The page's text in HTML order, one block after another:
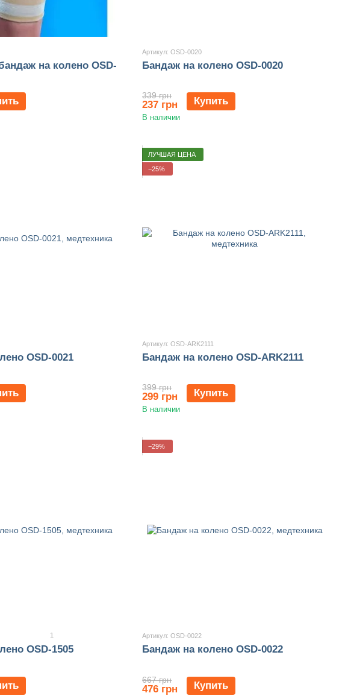
на колено OSD-
Артикул: OSD-0020
Бандаж на колено OSD-0020
339 грн
237 грн Купить
В наличии
OSD-0021
ЛУЧШАЯ ЦЕНА
−25%
Артикул: OSD-ARK2111
Бандаж на колено OSD-ARK2111
399 грн
299 грн Купить
В наличии
1
OSD-1505
−29%
Артикул: OSD-0022
Бандаж на колено OSD-0022
667 грн
476 грн Купить